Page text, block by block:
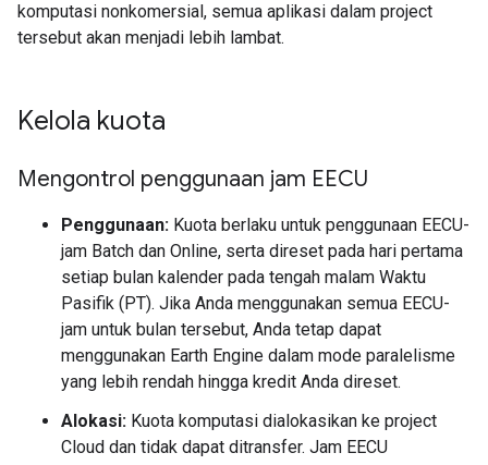
komputasi nonkomersial, semua aplikasi dalam project
tersebut akan menjadi lebih lambat.
Kelola kuota
Mengontrol penggunaan jam EECU
Penggunaan: Kuota berlaku untuk penggunaan EECU-
jam Batch dan Online, serta direset pada hari pertama
setiap bulan kalender pada tengah malam Waktu
Pasifik (PT). Jika Anda menggunakan semua EECU-
jam untuk bulan tersebut, Anda tetap dapat
menggunakan Earth Engine dalam mode paralelisme
yang lebih rendah hingga kredit Anda direset.
Alokasi: Kuota komputasi dialokasikan ke project
Cloud dan tidak dapat ditransfer. Jam EECU